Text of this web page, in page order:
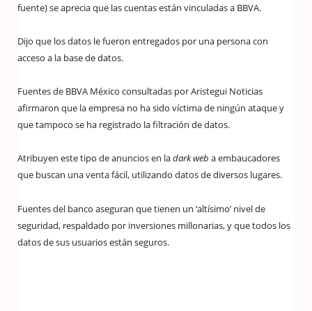
fuente) se aprecia que las cuentas están vinculadas a BBVA.
Dijo que los datos le fueron entregados por una persona con
acceso a la base de datos.
Fuentes de BBVA México consultadas por Aristegui Noticias
afirmaron que la empresa no ha sido víctima de ningún ataque y
que tampoco se ha registrado la filtración de datos.
Atribuyen este tipo de anuncios en ladark web a embaucadores
que buscan una venta fácil, utilizando datos de diversos lugares.
Fuentes del banco aseguran que tienen un ‘altísimo’ nivel de
seguridad, respaldado por inversiones millonarias, y que todos los
datos de sus usuarios están seguros.